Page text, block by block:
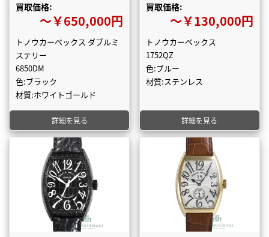
買取価格:
〜￥650,000円
トノウカーベックス ダブルミ
ステリー
6850DM
色:ブラック
材質:ホワイトゴールド
詳細を見る
買取価格:
〜￥130,000円
トノウカーベックス
1752QZ
色:ブルー
材質:ステンレス
詳細を見る